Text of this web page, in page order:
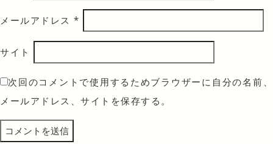
メールアドレス *
サイト
次回のコメントで使用するためブラウザーに自分の名前、
メールアドレス、サイトを保存する。